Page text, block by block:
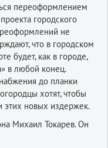
переоформлением
городского
не
что в городском
будет, как в городе,
в любой конец.
до планки
хотят, чтобы
этих новых издержек.
Михаил Токарев. Он